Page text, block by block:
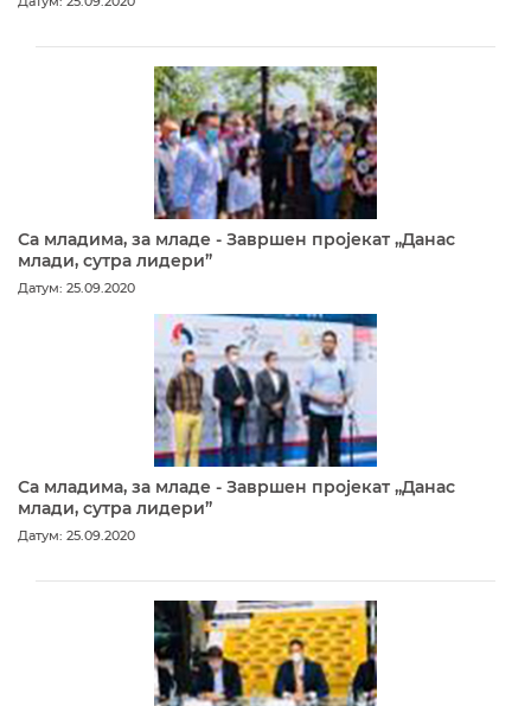
Са младима, за младе - Завршен пројекат „Данас
млади, сутра лидери”
Датум: 25.09.2020
Са младима, за младе - Завршен пројекат „Данас
млади, сутра лидери”
Датум: 25.09.2020